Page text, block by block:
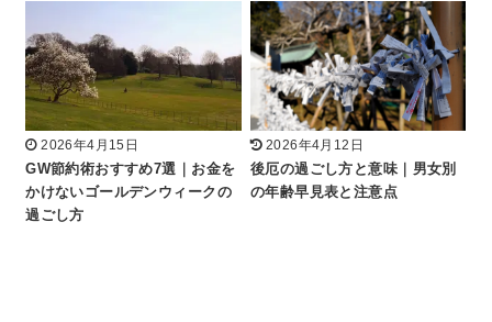
2026年4月15日
GW節約術おすすめ7選｜お金を
かけないゴールデンウィークの
過ごし方
2026年4月12日
後厄の過ごし方と意味｜男女別
の年齢早見表と注意点